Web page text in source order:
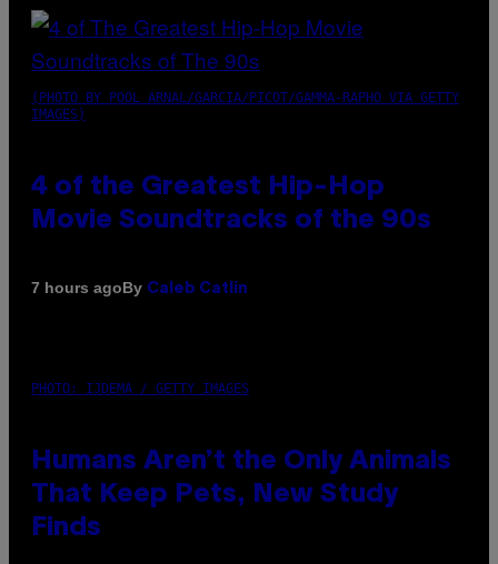
(PHOTO BY POOL ARNAL/GARCIA/PICOT/GAMMA-RAPHO VIA GETTY
IMAGES)
4 of the Greatest Hip-Hop
Movie Soundtracks of the 90s
7 hours agoBy Caleb Catlin
PHOTO: IJDEMA / GETTY IMAGES
Humans Aren’t the Only Animals
That Keep Pets, New Study
Finds